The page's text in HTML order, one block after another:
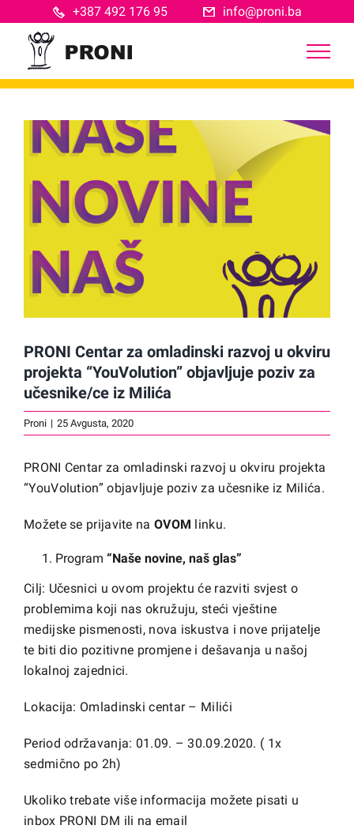
to
content
+387 492 176 95 info@proni.ba
View
Larger
Image
PRONI Centar za omladinski razvoj u okviru
projekta “YouVolution” objavljuje poziv za
učesnike/ce iz Milića
Proni | 25 Avgusta, 2020
PRONI Centar za omladinski razvoj u okviru projekta
“YouVolution” objavljuje poziv za učesnike iz Milića.
Možete se prijavite na OVOM linku.
Program “Naše novine, naš glas”
Cilj: Učesnici u ovom projektu će razviti svjest o
problemima koji nas okružuju, steći vještine
medijske pismenosti, nova iskustva i nove prijatelje
te biti dio pozitivne promjene i dešavanja u našoj
lokalnoj zajednici.
Lokacija: Omladinski centar – Milići
Period održavanja: 01.09. – 30.09.2020. ( 1x
sedmično po 2h)
Ukoliko trebate više informacija možete pisati u
inbox PRONI DM ili na email